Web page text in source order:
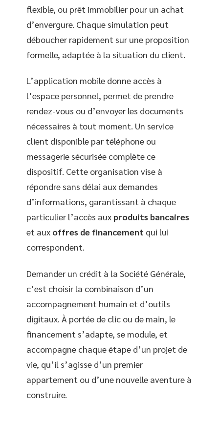
flexible, ou prêt immobilier pour un achat
d’envergure. Chaque simulation peut
déboucher rapidement sur une proposition
formelle, adaptée à la situation du client.
L’application mobile donne accès à
l’espace personnel, permet de prendre
rendez-vous ou d’envoyer les documents
nécessaires à tout moment. Un service
client disponible par téléphone ou
messagerie sécurisée complète ce
dispositif. Cette organisation vise à
répondre sans délai aux demandes
d’informations, garantissant à chaque
particulier l’accès aux produits bancaires
et aux offres de financement qui lui
correspondent.
Demander un crédit à la Société Générale,
c’est choisir la combinaison d’un
accompagnement humain et d’outils
digitaux. À portée de clic ou de main, le
financement s’adapte, se module, et
accompagne chaque étape d’un projet de
vie, qu’il s’agisse d’un premier
appartement ou d’une nouvelle aventure à
construire.